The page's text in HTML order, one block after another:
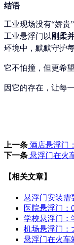
结语
工业现场没有“娇贵
工业悬浮门以 刚柔
环境中，默默守护
它不怕撞，但更
因它的存在，让每
上一条 酒店悬浮门
下一条 悬浮门在火
【相关文章】
悬浮门安装需
医院悬浮门：
学校悬浮门
机场悬浮门：
悬浮门在火车